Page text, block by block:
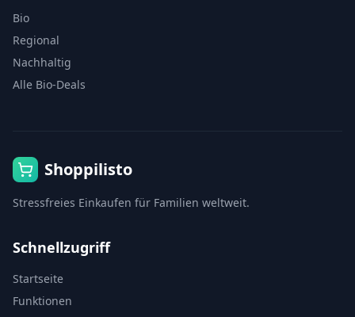
Bio
Regional
Nachhaltig
Alle Bio-Deals
Shoppilisto
Stressfreies Einkaufen für Familien weltweit.
Schnellzugriff
Startseite
Funktionen